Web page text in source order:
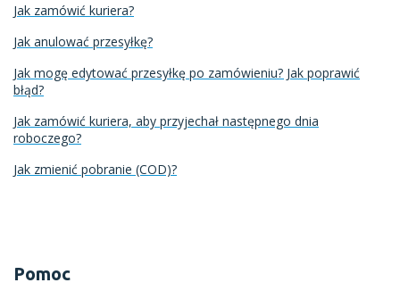
Pomoc
Jak zamówić kuriera?
Jak anulować przesyłkę?
Jak mogę edytować przesyłkę po zamówieniu? Jak poprawić
błąd?
Jak zamówić kuriera, aby przyjechał następnego dnia
roboczego?
Jak zmienić pobranie (COD)?